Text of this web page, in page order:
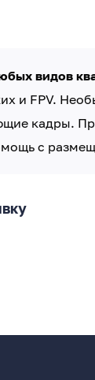
видов
и FPV.
кадры.
с